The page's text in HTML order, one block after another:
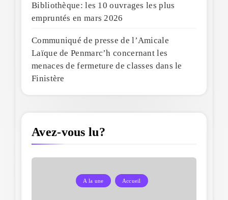
Bibliothèque: les 10 ouvrages les plus
empruntés en mars 2026
Communiqué de presse de l’Amicale
Laïque de Penmarc’h concernant les
menaces de fermeture de classes dans le
Finistère
Avez-vous lu?
A la une Accueil